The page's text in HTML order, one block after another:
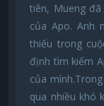
tiên, Mueng
của Apo. Anh
thiếu trong
định tìm kiếm
của
qua nhiều khó